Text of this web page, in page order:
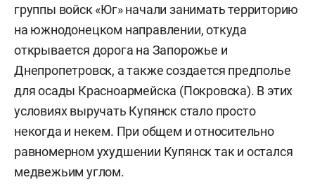
группы войск «Юг» начали занимать территорию
на южнодонецком направлении, откуда
открывается дорога на Запорожье и
Днепропетровск, а также создается предполье
для осады Красноармейска (Покровска). В этих
условиях выручать Купянск стало просто
некогда и некем. При общем и относительно
равномерном ухудшении Купянск так и остался
медвежьим углом.